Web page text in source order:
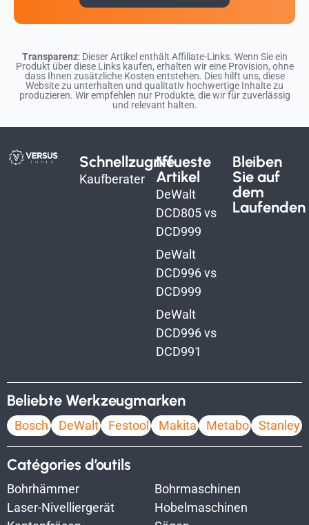
Transparenz: Dieser Artikel enthält Affiliate-Links. Wenn Sie ein
Produkt über diese Links kaufen, erhalten wir eine Provision, ohne
dass Ihnen zusätzliche Kosten entstehen. Dies hilft uns, diese
Website zu unterhalten und qualitativ hochwertige Inhalte zu
produzieren. Wir empfehlen nur Produkte, die wir für zuverlässig
und relevant halten.
Schnellzugriff
Kaufberater
Neueste
Artikel
DeWalt
DCD805 vs
DCD999
DeWalt
DCD996 vs
DCD999
DeWalt
DCD996 vs
DCD991
Bleiben
Sie auf
dem
Laufenden
Beliebte Werkzeugmarken
Bosch DeWalt Festool Makita Metabo Stanley
Catégories d’outils
Bohrhämmer
Bohrmaschinen
Laser-Nivelliergerät
Hobelmaschinen